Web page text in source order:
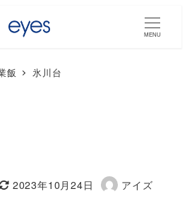
MENU
飯 氷川台
新日
2023年10月24日
著
アイズ